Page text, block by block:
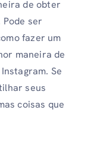
de obter
ser
fazer um
maneira de
Se
seus
coisas que